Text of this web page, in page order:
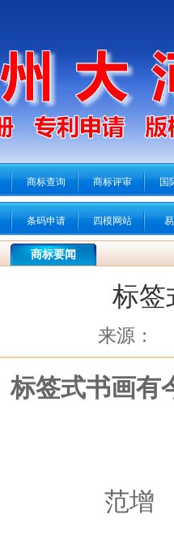
商标查询 商标评审 国
条码申请 四模网站
商标要闻
标签
来源：
标签式书画有
范增